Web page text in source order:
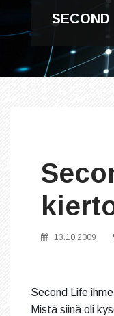
13.10.2009
Second Life
Mistä siinä oli